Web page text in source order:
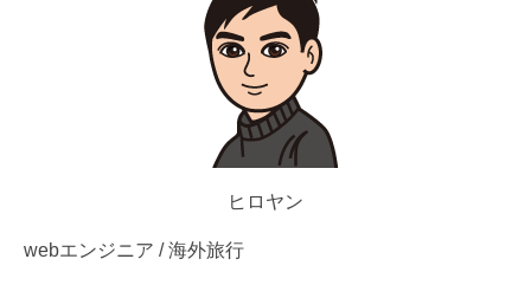
ヒロヤン
webエンジニア / 海外旅行